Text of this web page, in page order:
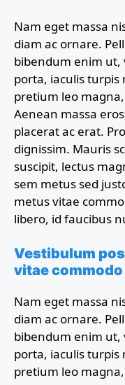
Nam eget massa
diam ac ornare.
bibendum enim ut,
porta, iaculis turpis
pretium leo
Aenean massa
placerat ac erat.
dignissim. Mauris
suscipit, lectus
sem metus sed
metus vitae
libero, id faucibus
Vestibulum
vitae commodo
Nam eget massa
diam ac ornare.
bibendum enim ut,
porta, iaculis turpis
pretium leo